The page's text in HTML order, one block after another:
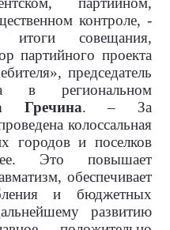
контроле, -
итоги совещания,
партийного проекта
председатель
в региональном
Гречина. – За
колоссальная
городов и поселков
Это повышает
обеспечивает
и бюджетных
развитию